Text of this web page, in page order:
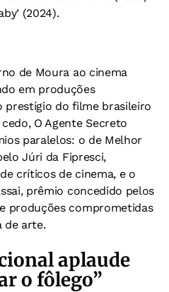
(2024).
de Moura ao cinema
em produções
prestígio do filme brasileiro
O Agente Secreto
paralelos: o de Melhor
Júri da Fipresci,
críticos de cinema, e o
prêmio concedido pelos
produções comprometidas
de arte.
aplaude
o fôlego”